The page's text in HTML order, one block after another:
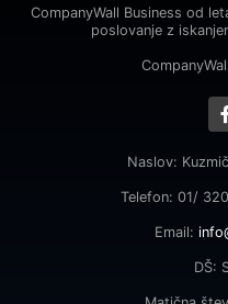
CompanyWall Business od
poslovanje z
Naslov:
Telefon: 01/
Email:
DŠ: